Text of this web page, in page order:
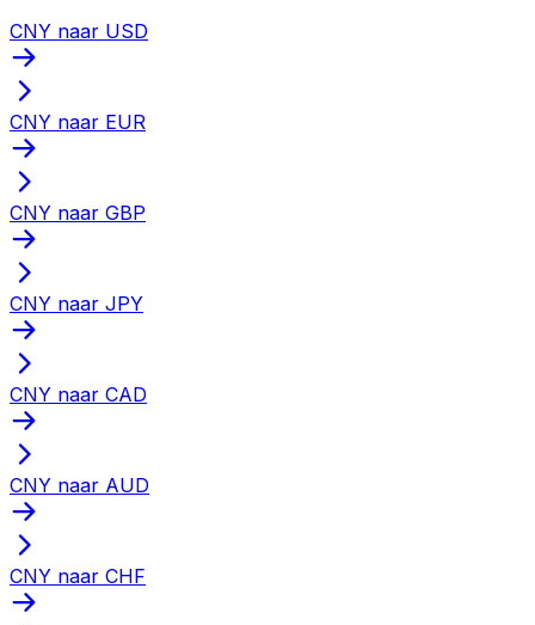
CNY naar USD
CNY naar EUR
CNY naar GBP
CNY naar JPY
CNY naar CAD
CNY naar AUD
CNY naar CHF